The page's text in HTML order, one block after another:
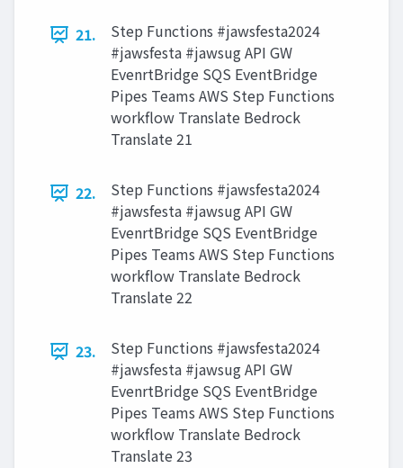
21.
Step Functions #jawsfesta2024
#jawsfesta #jawsug API GW
EvenrtBridge SQS EventBridge
Pipes Teams AWS Step Functions
workflow Translate Bedrock
Translate 21
22.
Step Functions #jawsfesta2024
#jawsfesta #jawsug API GW
EvenrtBridge SQS EventBridge
Pipes Teams AWS Step Functions
workflow Translate Bedrock
Translate 22
23.
Step Functions #jawsfesta2024
#jawsfesta #jawsug API GW
EvenrtBridge SQS EventBridge
Pipes Teams AWS Step Functions
workflow Translate Bedrock
Translate 23